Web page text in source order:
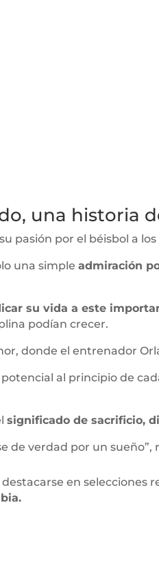
una historia
pasión por el béisbol a
una simpleadmiración
su vida a este
podían crecer.
donde el entrenador
al principio de
significado de sacrificio,
de verdad por un sueño”,
en selecciones